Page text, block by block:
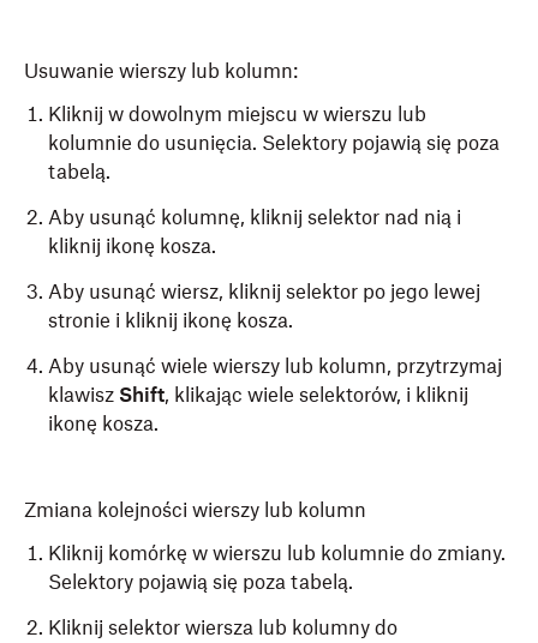
Usuwanie wierszy lub kolumn:
Kliknij w dowolnym miejscu w wierszu lub
kolumnie do usunięcia. Selektory pojawią się poza
tabelą.
Aby usunąć kolumnę, kliknij selektor nad nią i
kliknij ikonę kosza.
Aby usunąć wiersz, kliknij selektor po jego lewej
stronie i kliknij ikonę kosza.
Aby usunąć wiele wierszy lub kolumn, przytrzymaj
klawisz Shift, klikając wiele selektorów, i kliknij
ikonę kosza.
Zmiana kolejności wierszy lub kolumn
Kliknij komórkę w wierszu lub kolumnie do zmiany.
Selektory pojawią się poza tabelą.
Kliknij selektor wiersza lub kolumny do